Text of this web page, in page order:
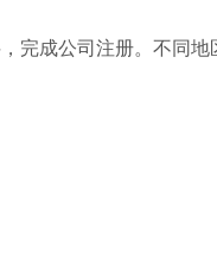
完成公司注册。不同地